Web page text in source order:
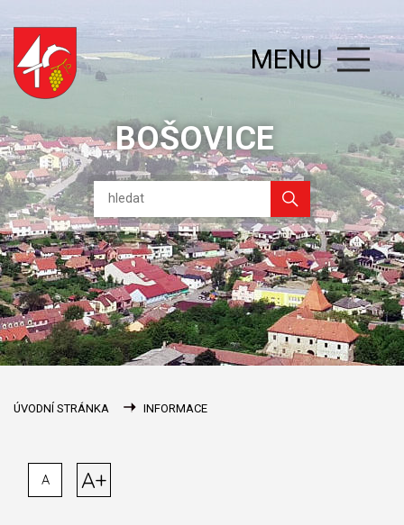
BOŠOVICE
MENU
ÚVODNÍ STRÁNKA INFORMACE
A A+